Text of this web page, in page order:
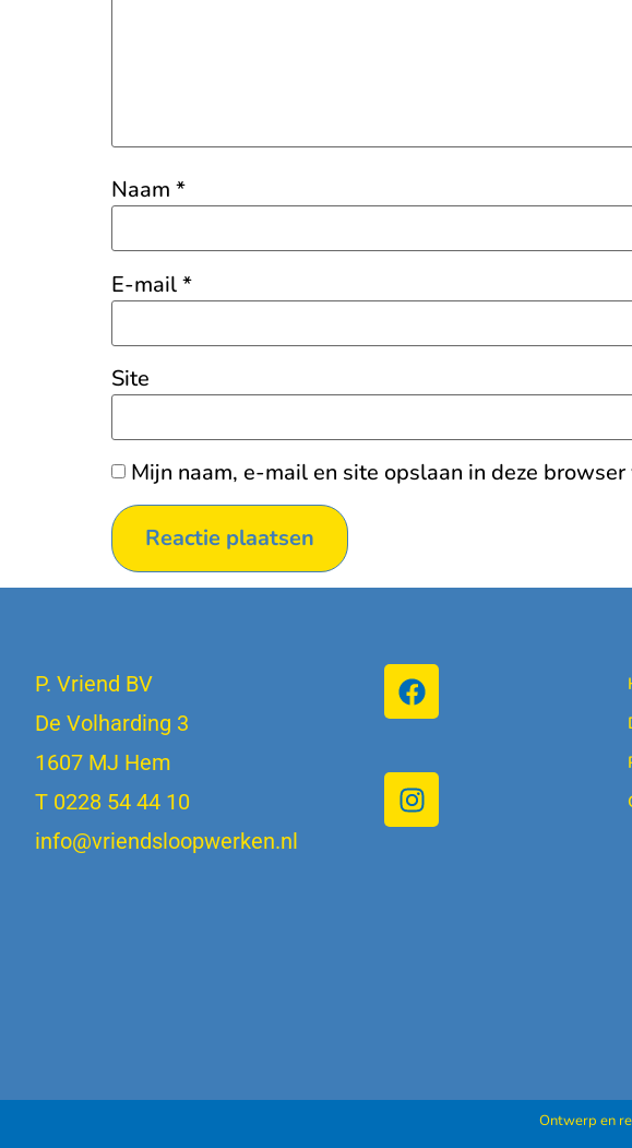
Naam *
E-mail*
Site
Mijn naam, e-mail en site opslaan in deze
P. Vriend BV
De Volharding 3
1607 MJ Hem
T 0228 54 44 10
info@vriendsloopwerken.nl
Ontwerp en